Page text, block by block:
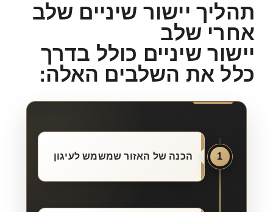
תהליך יישור שיניים שלב
אחרי שלב
יישור שיניים כולל בדרך
כלל את השלבים האלה:
1 הכנה של האזור שמשמש לעיגון